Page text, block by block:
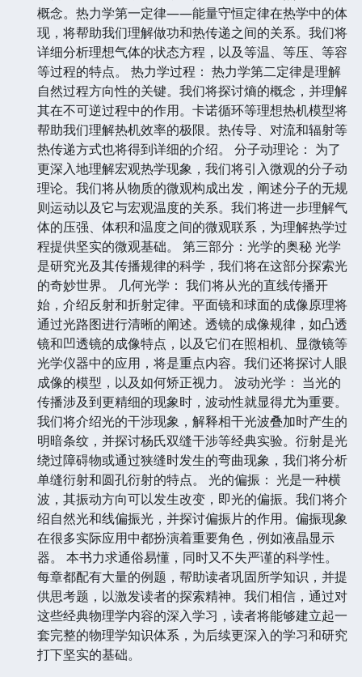
概念。热力学第一定律——能量守恒定律在热学中的体
现，将帮助我们理解做功和热传递之间的关系。我们将
详细分析理想气体的状态方程，以及等温、等压、等容
等过程的特点。 热力学过程： 热力学第二定律是理解
自然过程方向性的关键。我们将探讨熵的概念，并理解
其在不可逆过程中的作用。卡诺循环等理想热机模型将
帮助我们理解热机效率的极限。热传导、对流和辐射等
热传递方式也将得到详细的介绍。 分子动理论： 为了
更深入地理解宏观热学现象，我们将引入微观的分子动
理论。我们将从物质的微观构成出发，阐述分子的无规
则运动以及它与宏观温度的关系。我们将进一步理解气
体的压强、体积和温度之间的微观联系，为理解热学过
程提供坚实的微观基础。 第三部分：光学的奥秘 光学
是研究光及其传播规律的科学，我们将在这部分探索光
的奇妙世界。 几何光学： 我们将从光的直线传播开
始，介绍反射和折射定律。平面镜和球面的成像原理将
通过光路图进行清晰的阐述。透镜的成像规律，如凸透
镜和凹透镜的成像特点，以及它们在照相机、显微镜等
光学仪器中的应用，将是重点内容。我们还将探讨人眼
成像的模型，以及如何矫正视力。 波动光学： 当光的
传播涉及到更精细的现象时，波动性就显得尤为重要。
我们将介绍光的干涉现象，解释相干光波叠加时产生的
明暗条纹，并探讨杨氏双缝干涉等经典实验。衍射是光
绕过障碍物或通过狭缝时发生的弯曲现象，我们将分析
单缝衍射和圆孔衍射的特点。 光的偏振： 光是一种横
波，其振动方向可以发生改变，即光的偏振。我们将介
绍自然光和线偏振光，并探讨偏振片的作用。偏振现象
在很多实际应用中都扮演着重要角色，例如液晶显示
器。 本书力求通俗易懂，同时又不失严谨的科学性。
每章都配有大量的例题，帮助读者巩固所学知识，并提
供思考题，以激发读者的探索精神。我们相信，通过对
这些经典物理学内容的深入学习，读者将能够建立起一
套完整的物理学知识体系，为后续更深入的学习和研究
打下坚实的基础。